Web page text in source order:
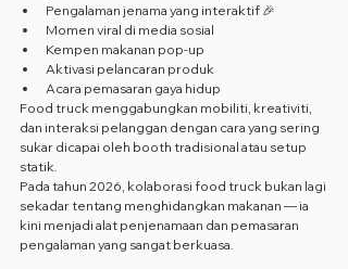
Pengalaman jenama yang interaktif 🎉
Momen viral di media sosial
Kempen makanan pop-up
Aktivasi pelancaran produk
Acara pemasaran gaya hidup
Food truck menggabungkan mobiliti, kreativiti,
dan interaksi pelanggan dengan cara yang sering
sukar dicapai oleh booth tradisional atau setup
statik.
Pada tahun 2026, kolaborasi food truck bukan lagi
sekadar tentang menghidangkan makanan — ia
kini menjadi alat penjenamaan dan pemasaran
pengalaman yang sangat berkuasa.